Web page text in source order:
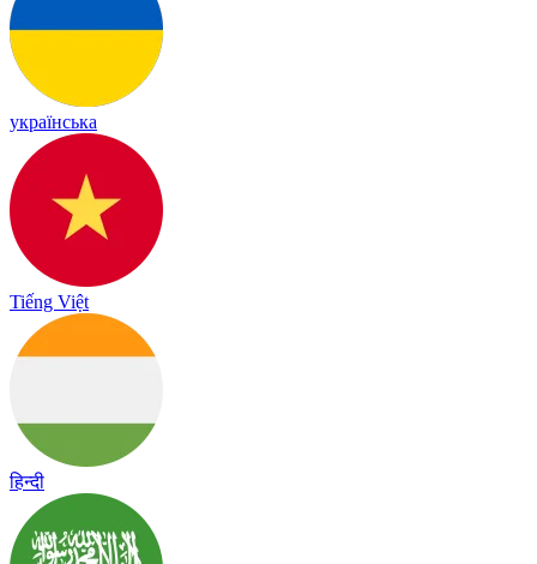
українська
Tiếng Việt
हिन्दी